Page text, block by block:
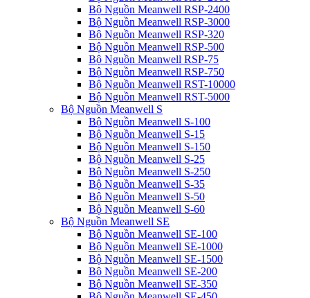
Bộ Nguồn Meanwell RSP-2400
Bộ Nguồn Meanwell RSP-3000
Bộ Nguồn Meanwell RSP-320
Bộ Nguồn Meanwell RSP-500
Bộ Nguồn Meanwell RSP-75
Bộ Nguồn Meanwell RSP-750
Bộ Nguồn Meanwell RST-10000
Bộ Nguồn Meanwell RST-5000
Bộ Nguồn Meanwell S
Bộ Nguồn Meanwell S-100
Bộ Nguồn Meanwell S-15
Bộ Nguồn Meanwell S-150
Bộ Nguồn Meanwell S-25
Bộ Nguồn Meanwell S-250
Bộ Nguồn Meanwell S-35
Bộ Nguồn Meanwell S-50
Bộ Nguồn Meanwell S-60
Bộ Nguồn Meanwell SE
Bộ Nguồn Meanwell SE-100
Bộ Nguồn Meanwell SE-1000
Bộ Nguồn Meanwell SE-1500
Bộ Nguồn Meanwell SE-200
Bộ Nguồn Meanwell SE-350